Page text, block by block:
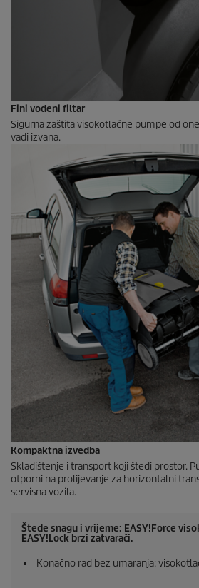
Fini vodeni filtar
Sigurna zaštita visokotlačne pumpe od
vadi izvana.
Kompaktna izvedba
Skladištenje i transport koji štedi prostor.
otporni na prolijevanje za horizontalni
servisna vozila.
Štede snagu i vrijeme: EASY!Force
EASY!Lock brzi zatvarači.
Konačno rad bez umaranja: